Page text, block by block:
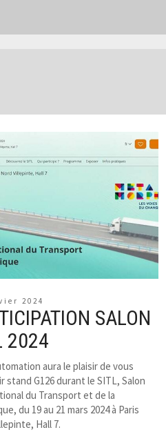
2024
SALON
2024
aura le plaisir de vous
stand G126 durant le SITL, Salon
du Transport et de la
du 19 au 21 mars 2024 à Paris
Hall 7.